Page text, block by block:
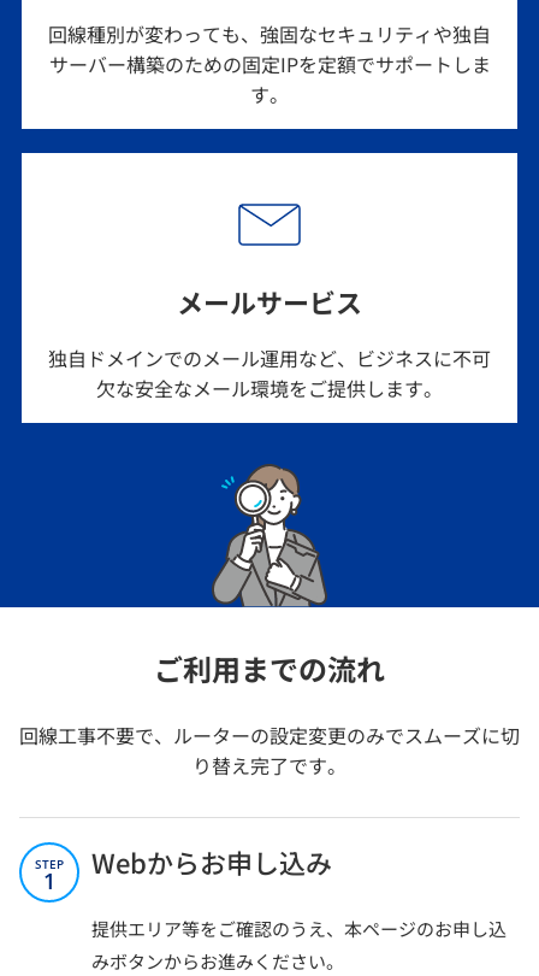
回線種別が変わっても、強固なセキュリティや独自
サーバー構築のための固定IPを定額でサポートしま
す。
メールサービス
独自ドメインでのメール運用など、ビジネスに不可
欠な安全なメール環境をご提供します。
ご利用までの流れ
回線工事不要で、ルーターの設定変更のみでスムーズに切
り替え完了です。
STEP
1 Webからお申し込み
提供エリア等をご確認のうえ、本ページのお申し込
みボタンからお進みください。